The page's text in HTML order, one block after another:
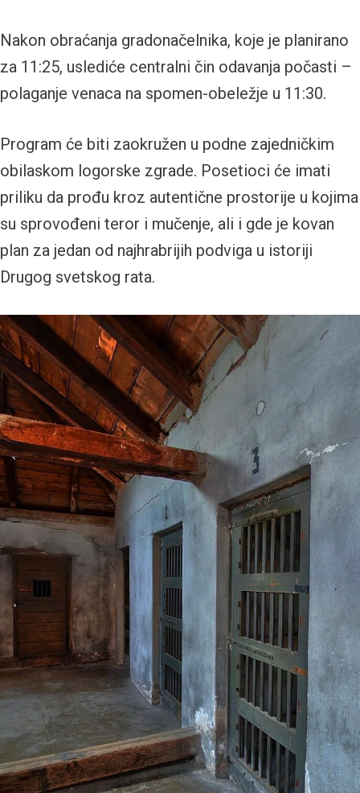
Nakon obraćanja gradonačelnika, koje je planirano
za 11:25, uslediće centralni čin odavanja počasti –
polaganje venaca na spomen-obeležje u 11:30.
Program će biti zaokružen u podne zajedničkim
obilaskom logorske zgrade. Posetioci će imati
priliku da prođu kroz autentične prostorije u kojima
su sprovođeni teror i mučenje, ali i gde je kovan
plan za jedan od najhrabrijih podviga u istoriji
Drugog svetskog rata.